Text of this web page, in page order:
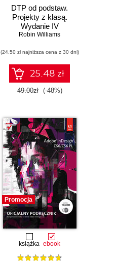
DTP od podstaw.
Projekty z klasą.
Wydanie IV
Robin Williams
(24,50 zł najniższa cena z 30 dni)
25.48 zł
49.00zł (-48%)
Promocja
książka ebook